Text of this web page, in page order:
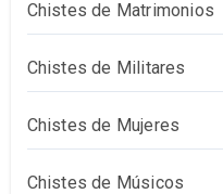
Chistes de Matrimonios
Chistes de Militares
Chistes de Mujeres
Chistes de Músicos